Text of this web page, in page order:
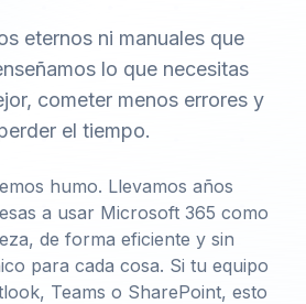
eternos ni manuales que
lo que necesitas
cometer menos errores y
el tiempo.
humo. Llevamos años
a usar Microsoft 365 como
de forma eficiente y sin
para cada cosa. Si tu equipo
Teams o SharePoint, esto